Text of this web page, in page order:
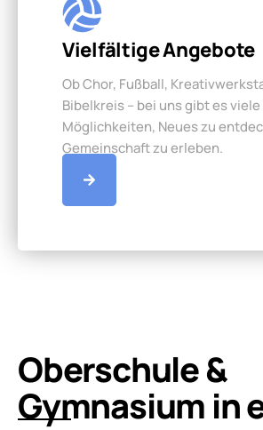
Vielfältige Angebote
Ob Chor, Fußball,
Bibelkreis – bei uns gibt es viele
Möglichkeiten, Neues zu
Gemeinschaft zu erleben.
Oberschule &
Gymnasium in